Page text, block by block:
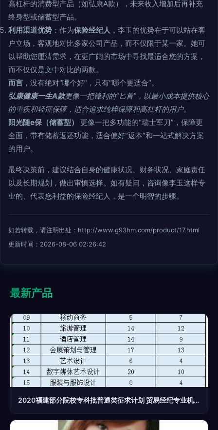
高杠杆的消费型产品（如弘康A款），未来收入增加后再补充
终身型或储蓄型产品。
利用渠道优势 ：作为保险经纪人 ，李玉的优势在于可以站在客
户立场，客观地对比多家公司产品，而不仅限于某一家。她可
以帮助您厘清需求，在更广阔的市场中寻找最适合您的方案，
而不仅仅是文中对比的两款。
而言 ，没有绝对“哪个好”，只有“哪个更适合”。
弘康健康一生A款更像一把锋利的“匕首”，以最小成本提供核心
的重疾和轻症保障，适合追求纯粹保障和高杠杆的用户。
阳光随e保（储蓄型）
更像一把多功能的“瑞士军刀”，保障更
全面，带有储蓄返还功能，适合偏好“返本”和一站式解决方案
的用户。
最终决策前，建议结合自身的健康状况、财务状况、家庭责任
以及长期规划，做出审慎选择。如有疑问，咨询像李玉这样专
业的、代表您利益的保险经纪人，是一个明智的步骤。
如若转载，请注明出处：http://www.g93hm.com/product/17.html
更新时间：2026-08-06 02:26:42
最新产品
2020福建部分院校专科批普通类征求计划 贸易经纪专业机会与报考指南